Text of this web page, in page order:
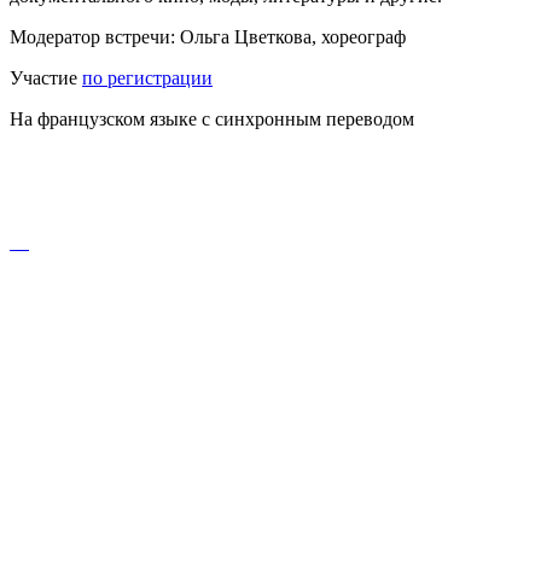
Модератор встречи: Ольга Цветкова, хореограф
Участие по регистрации
На французском языке с синхронным переводом